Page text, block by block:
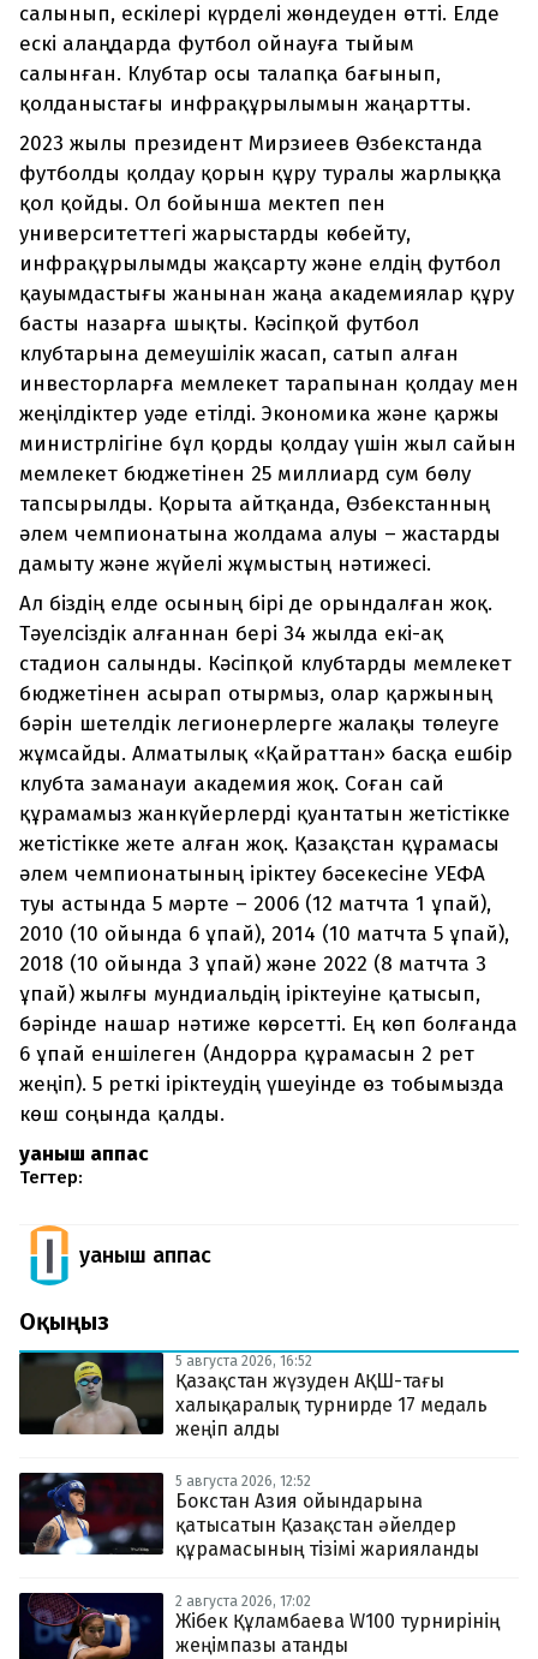
салынып, ескілері күрделі жөндеуден өтті. Елде
ескі алаңдарда футбол ойнауға тыйым
салынған. Клубтар осы талапқа бағынып,
қолданыстағы инфрақұрылымын жаңартты.
2023 жылы президент Мирзиеев Өзбекстанда
футболды қолдау қорын құру туралы жарлыққа
қол қойды. Ол бойынша мектеп пен
университеттегі жарыстарды көбейту,
инфрақұрылымды жақсарту және елдің футбол
қауымдастығы жанынан жаңа академиялар құру
басты назарға шықты. Кәсіпқой футбол
клубтарына демеушілік жасап, сатып алған
инвесторларға мемлекет тарапынан қолдау мен
жеңілдіктер уәде етілді. Экономика және қаржы
министрлігіне бұл қорды қолдау үшін жыл сайын
мемлекет бюджетінен 25 миллиард сум бөлу
тапсырылды. Қорыта айтқанда, Өзбекстанның
әлем чемпионатына жолдама алуы – жастарды
дамыту және жүйелі жұмыстың нәтижесі.
Ал біздің елде осының бірі де орындалған жоқ.
Тәуелсіздік алғаннан бері 34 жылда екі-ақ
стадион салынды. Кәсіпқой клубтарды мемлекет
бюджетінен асырап отырмыз, олар қаржының
бәрін шетелдік легионерлерге жалақы төлеуге
жұмсайды. Алматылық «Қайраттан» басқа ешбір
клубта заманауи академия жоқ. Соған сай
құрамамыз жанкүйерлерді қуантатын жетістікке
жетістікке жете алған жоқ. Қазақстан құрамасы
әлем чемпионатының іріктеу бәсекесіне УЕФА
туы астында 5 мәрте – 2006 (12 матчта 1 ұпай),
2010 (10 ойында 6 ұпай), 2014 (10 матчта 5 ұпай),
2018 (10 ойында 3 ұпай) және 2022 (8 матчта 3
ұпай) жылғы мундиальдің іріктеуіне қатысып,
бәрінде нашар нәтиже көрсетті. Ең көп болғанда
6 ұпай еншілеген (Андорра құрамасын 2 рет
жеңіп). 5 реткі іріктеудің үшеуінде өз тобымызда
көш соңында қалды.
Қуаныш Қаппас
Тегтер:
Қуаныш Қаппас
Оқыңыз
5 августа 2026, 16:52
Қазақстан жүзуден АҚШ-тағы
халықаралық турнирде 17 медаль
жеңіп алды
5 августа 2026, 12:52
Бокстан Азия ойындарына
қатысатын Қазақстан әйелдер
құрамасының тізімі жарияланды
2 августа 2026, 17:02
Жібек Құламбаева W100 турнирінің
жеңімпазы атанды